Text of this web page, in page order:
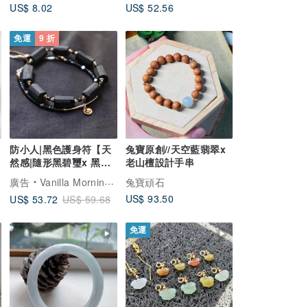
US$ 8.02
US$ 52.56
免運 9 折
防小人|黑色護身符【天
然感|隨形黑碧璽x 黑曜
石】
廣告
Vanilla Morning 香草的早上
US$ 53.72 US$ 59.68
兔寶原創//天空藍翡翠x
老山檀設計手串
兔寶頑石
US$ 93.50
免運